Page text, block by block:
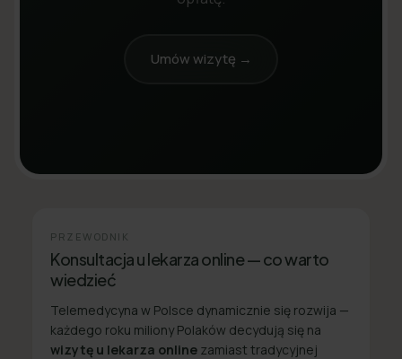
Umów wizytę →
PRZEWODNIK
Konsultacja u lekarza online — co warto
wiedzieć
Telemedycyna w Polsce dynamicznie się rozwija —
każdego roku miliony Polaków decydują się na
wizytę u lekarza online zamiast tradycyjnej